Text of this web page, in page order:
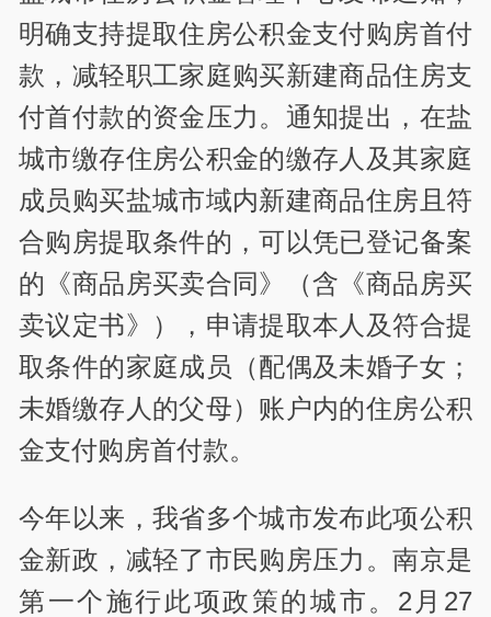
明确支持提取住房公积金支付购房首付
款，减轻职工家庭购买新建商品住房支
付首付款的资金压力。通知提出，在盐
城市缴存住房公积金的缴存人及其家庭
成员购买盐城市域内新建商品住房且符
合购房提取条件的，可以凭已登记备案
的《商品房买卖合同》（含《商品房买
卖议定书》），申请提取本人及符合提
取条件的家庭成员（配偶及未婚子女；
未婚缴存人的父母）账户内的住房公积
金支付购房首付款。
今年以来，我省多个城市发布此项公积
金新政，减轻了市民购房压力。南京是
第一个施行此项政策的城市。2月27